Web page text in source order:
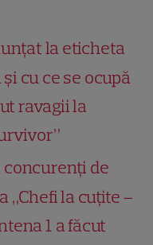
la eticheta
cu ce se ocupă
ravagii la
concurenți de
„Chefi la cuțite –
1 a făcut